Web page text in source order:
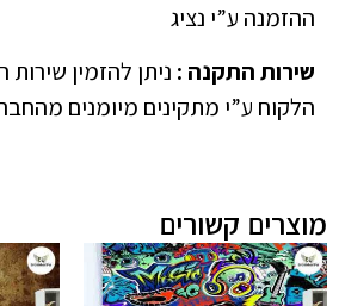
ההזמנה ע”י נציג
שירות התקנה : ניתן להזמין
הלקוח ע”י מתקינים מיומנים
מוצרים קשורים